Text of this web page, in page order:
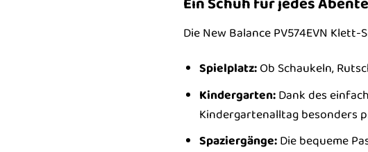
Die New Balance PV574EVN
Spielplatz:Ob Schaukeln,
Kindergarten:Dank des
Kindergartenalltag besonders
Spaziergänge:Die bequeme